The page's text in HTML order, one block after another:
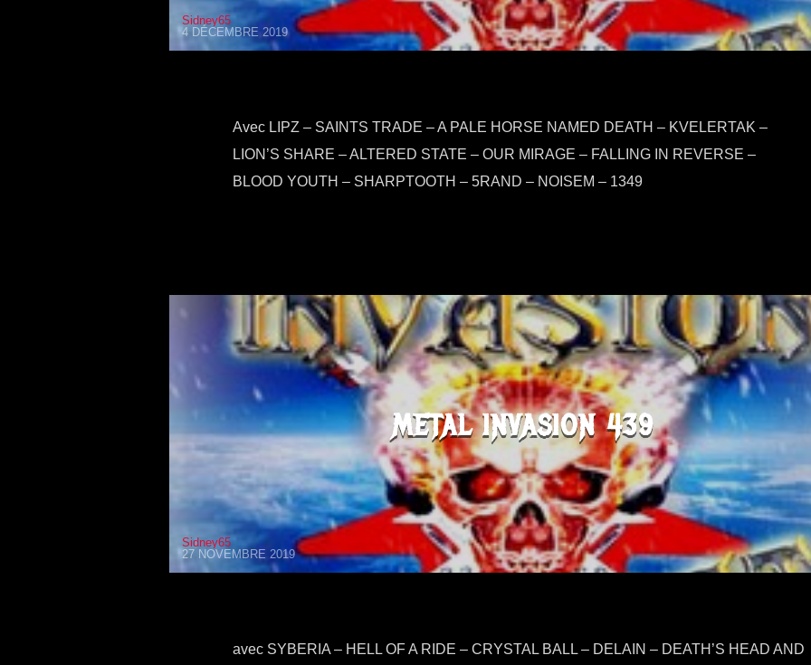
Sidney65
4 DÉCEMBRE 2019
Avec LIPZ – SAINTS TRADE – A PALE HORSE NAMED DEATH – KVELERTAK –
LION’S SHARE – ALTERED STATE – OUR MIRAGE – FALLING IN REVERSE –
BLOOD YOUTH – SHARPTOOTH – 5RAND – NOISEM – 1349
METAL INVASION 439
Sidney65
27 NOVEMBRE 2019
avec SYBERIA – HELL OF A RIDE – CRYSTAL BALL – DELAIN – DEATH’S HEAD AND